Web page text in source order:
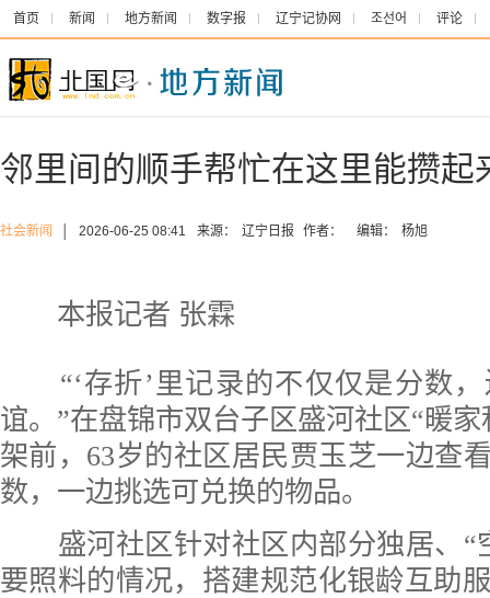
首页 新闻 地方新闻 数字报 辽宁记协网 조선어 评论
邻里间的顺手帮忙在这里能攒起
社会新闻 2026-06-25 08:41 来源： 辽宁日报 作者： 编辑： 杨旭
本报记者 张霖
“‘存折’里记录的不仅仅是分数，
谊。”在盘锦市双台子区盛河社区“暖
架前，63岁的社区居民贾玉芝一边查
数，一边挑选可兑换的物品。
盛河社区针对社区内部分独居、“
要照料的情况，搭建规范化银龄互助